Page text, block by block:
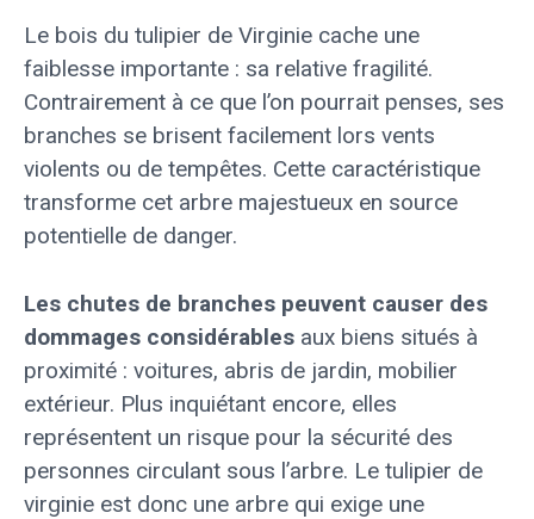
Le bois du tulipier de Virginie cache une
faiblesse importante : sa relative fragilité.
Contrairement à ce que l’on pourrait penses, ses
branches se brisent facilement lors vents
violents ou de tempêtes. Cette caractéristique
transforme cet arbre majestueux en source
potentielle de danger.
Les chutes de branches peuvent causer des
dommages considérables aux biens situés à
proximité : voitures, abris de jardin, mobilier
extérieur. Plus inquiétant encore, elles
représentent un risque pour la sécurité des
personnes circulant sous l’arbre. Le tulipier de
virginie est donc une arbre qui exige une